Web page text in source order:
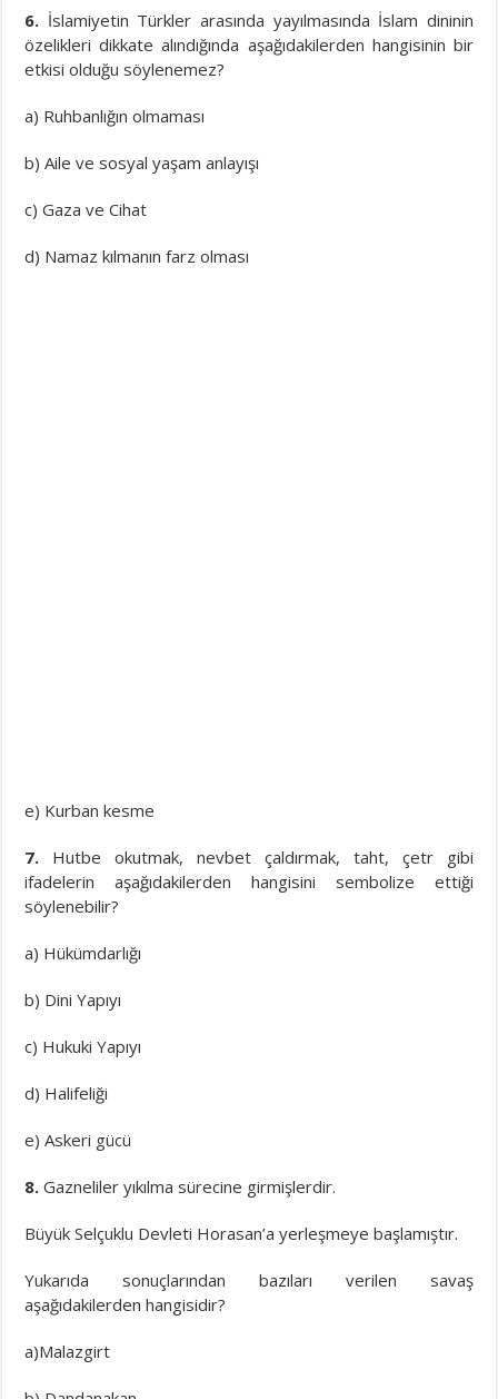
6. İslamiyetin Türkler arasında yayılmasında İslam dininin
özelikleri dikkate alındığında aşağıdakilerden hangisinin bir
etkisi olduğu söylenemez?
a) Ruhbanlığın olmaması
b) Aile ve sosyal yaşam anlayışı
c) Gaza ve Cihat
d) Namaz kılmanın farz olması
e) Kurban kesme
7. Hutbe okutmak, nevbet çaldırmak, taht, çetr gibi
ifadelerin aşağıdakilerden hangisini sembolize ettiği
söylenebilir?
a) Hükümdarlığı
b) Dini Yapıyı
c) Hukuki Yapıyı
d) Halifeliği
e) Askeri gücü
8. Gazneliler yıkılma sürecine girmişlerdir.
Büyük Selçuklu Devleti Horasan’a yerleşmeye başlamıştır.
Yukarıda sonuçlarından bazıları verilen savaş
aşağıdakilerden hangisidir?
a)Malazgirt